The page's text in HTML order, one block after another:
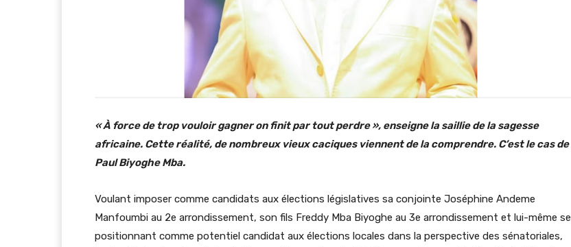
« À force de trop vouloir gagner on finit par tout perdre », enseigne la saillie de la sagesse
africaine. Cette réalité, de nombreux vieux caciques viennent de la comprendre. C’est le cas de
Paul Biyoghe Mba.
Voulant imposer comme candidats aux élections législatives sa conjointe Joséphine Andeme
Manfoumbi au 2e arrondissement, son fils Freddy Mba Biyoghe au 3e arrondissement et lui-même se
positionnant comme potentiel candidat aux élections locales dans la perspective des sénatoriales,